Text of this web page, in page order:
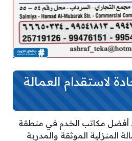
لاستقدام العمالة
أفضل مكاتب الخدم في منطقة
المنزلية الموثقة والمدربة